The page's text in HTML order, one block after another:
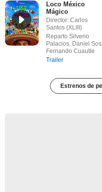
Loco México
Mágico
Director: Carlos
Santos (XLIII)
Reparto Silverio
Palacios, Daniel
Fernando Cuautle
Trailer
Estrenos de